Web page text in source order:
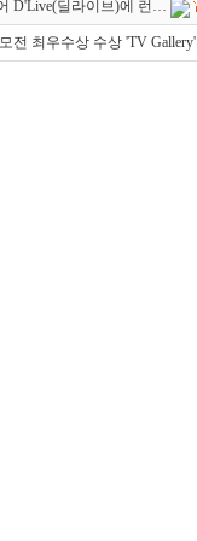
D'Live(딜라이브)에 런…
전 최우수상 수상 'TV Gallery'